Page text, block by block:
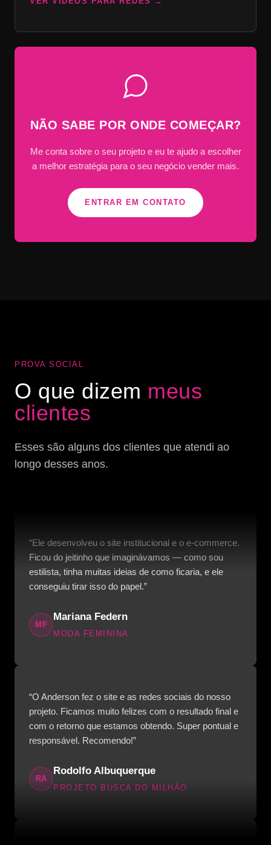
NÃO SABE POR ONDE COMEÇAR?
Me conta sobre o seu projeto e eu te ajudo a escolher
a melhor estratégia para o seu negócio vender mais.
ENTRAR EM CONTATO
PROVA SOCIAL
O que dizem meus
clientes
Esses são alguns dos clientes que atendi ao
longo desses anos.
“Ele desenvolveu o site institucional e o e-commerce.
Ficou do jeitinho que imaginávamos — como sou
estilista, tinha muitas ideias de como ficaria, e ele
conseguiu tirar isso do papel.”
MF
Mariana Federn
MODA FEMININA
“O Anderson fez o site e as redes sociais do nosso
projeto. Ficamos muito felizes com o resultado final e
com o retorno que estamos obtendo. Super pontual e
responsável. Recomendo!”
RA
Rodolfo Albuquerque
PROJETO BUSCA DO MILHÃO